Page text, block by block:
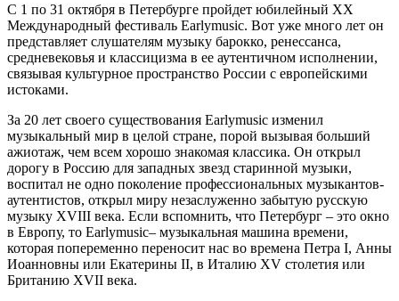
С 1 по 31 октября в Петербурге пройдет юбилейный XX
Международный фестиваль Earlymusic. Вот уже много лет он
представляет слушателям музыку барокко, ренессанса,
средневековья и классицизма в ее аутентичном исполнении,
связывая культурное пространство России c европейскими
истоками.
За 20 лет своего существования Earlymusic изменил
музыкальный мир в целой стране, порой вызывая больший
ажиотаж, чем всем хорошо знакомая классика. Он открыл
дорогу в Россию для западных звезд старинной музыки,
воспитал не одно поколение профессиональных музыкантов-
аутентистов, открыл миру незаслуженно забытую русскую
музыку XVIII века. Если вспомнить, что Петербург – это окно
в Европу, то Earlymusic– музыкальная машина времени,
которая попеременно переносит нас во времена Петра I, Анны
Иоанновны или Екатерины II, в Италию XV столетия или
Британию XVII века.